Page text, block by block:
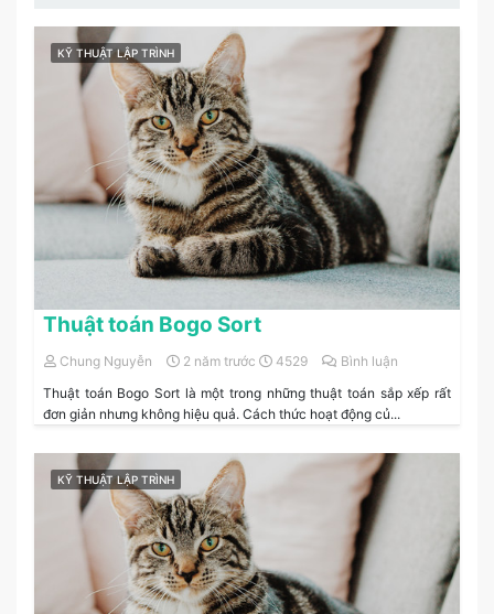
KỸ THUẬT LẬP TRÌNH
Thuật toán Bogo Sort
Chung Nguyễn 2 năm trước 4529
Bình luận
Thuật toán Bogo Sort là một trong những thuật toán sắp xếp rất
đơn giản nhưng không hiệu quả. Cách thức hoạt động củ...
KỸ THUẬT LẬP TRÌNH